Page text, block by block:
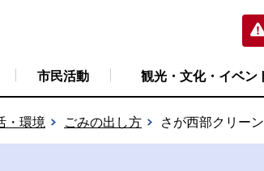
市民活動 観光・文化・イベン
・環境 ごみの出し方 さが西部クリー